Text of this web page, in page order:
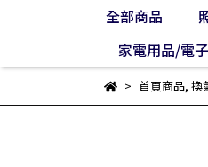
全部商品
家電用品/電
首頁商品, 換